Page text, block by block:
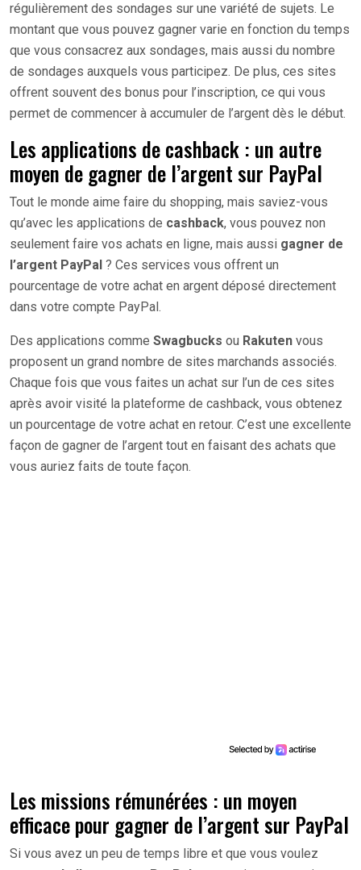
régulièrement des sondages sur une variété de sujets. Le
montant que vous pouvez gagner varie en fonction du temps
que vous consacrez aux sondages, mais aussi du nombre
de sondages auxquels vous participez. De plus, ces sites
offrent souvent des bonus pour l’inscription, ce qui vous
permet de commencer à accumuler de l’argent dès le début.
Les applications de cashback : un autre
moyen de gagner de l’argent sur PayPal
Tout le monde aime faire du shopping, mais saviez-vous
qu’avec les applications de cashback, vous pouvez non
seulement faire vos achats en ligne, mais aussi gagner de
l’argent PayPal ? Ces services vous offrent un
pourcentage de votre achat en argent déposé directement
dans votre compte PayPal.
Des applications comme Swagbucks ou Rakuten vous
proposent un grand nombre de sites marchands associés.
Chaque fois que vous faites un achat sur l’un de ces sites
après avoir visité la plateforme de cashback, vous obtenez
un pourcentage de votre achat en retour. C’est une excellente
façon de gagner de l’argent tout en faisant des achats que
vous auriez faits de toute façon.
Les missions rémunérées : un moyen
efficace pour gagner de l’argent sur PayPal
Si vous avez un peu de temps libre et que vous voulez